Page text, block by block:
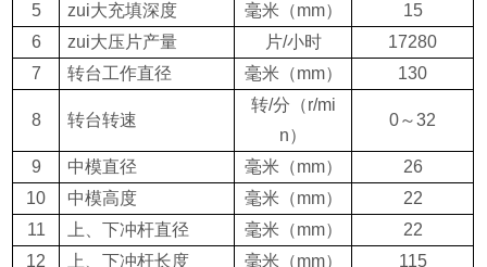
5
zui大充填深度 毫米 （mm）
15
6
zui大压片产量 片/小时
17280
7
转台工作直径 毫米 （mm） 130
8 转台转速
转/分 （r/mi
n）
0～32
9 中模直径 毫米 （mm）
26
10
中模高度 毫米 （mm）
22
11
上、下冲杆直径 毫米 （mm）
22
12
上、下冲杆长度 毫米 （mm） 115